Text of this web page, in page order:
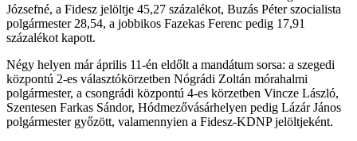
Józsefné, a Fidesz jelöltje 45,27 százalékot, Buzás Péter szocialista
polgármester 28,54, a jobbikos Fazekas Ferenc pedig 17,91
százalékot kapott.
Négy helyen már április 11-én eldőlt a mandátum sorsa: a szegedi
központú 2-es választókörzetben Nógrádi Zoltán mórahalmi
polgármester, a csongrádi központú 4-es körzetben Vincze László,
Szentesen Farkas Sándor, Hódmezővásárhelyen pedig Lázár János
polgármester győzött, valamennyien a Fidesz-KDNP jelöltjeként.